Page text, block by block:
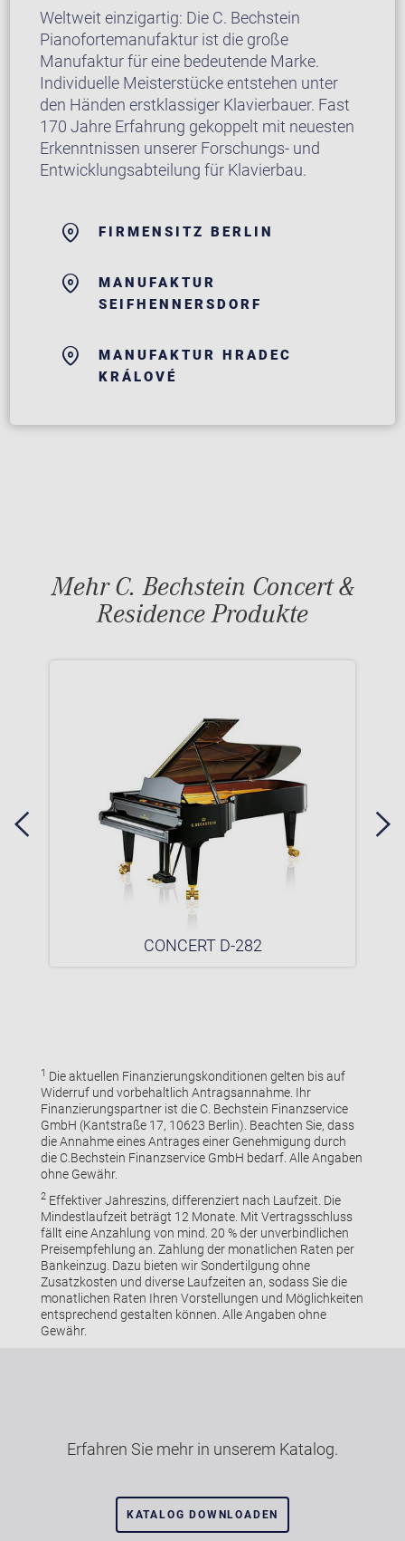
Weltweit einzigartig: Die C. Bechstein
Pianofortemanufaktur ist die große
Manufaktur für eine bedeutende Marke.
Individuelle Meisterstücke entstehen unter
den Händen erstklassiger Klavierbauer. Fast
170 Jahre Erfahrung gekoppelt mit neuesten
Erkenntnissen unserer Forschungs- und
Entwicklungsabteilung für Klavierbau.
FIRMENSITZ BERLIN
MANUFAKTUR
SEIFHENNERSDORF
MANUFAKTUR HRADEC
KRÁLOVÉ
Mehr C. Bechstein Concert &
Residence Produkte
CONCERT D-282
1 Die aktuellen Finanzierungskonditionen gelten bis auf
Widerruf und vorbehaltlich Antragsannahme. Ihr
Finanzierungspartner ist die C. Bechstein Finanzservice
GmbH (Kantstraße 17, 10623 Berlin). Beachten Sie, dass
die Annahme eines Antrages einer Genehmigung durch
die C.Bechstein Finanzservice GmbH bedarf. Alle Angaben
ohne Gewähr.
2Effektiver Jahreszins, differenziert nach Laufzeit. Die
Mindestlaufzeit beträgt 12 Monate. Mit Vertragsschluss
fällt eine Anzahlung von mind. 20 % der unverbindlichen
Preisempfehlung an. Zahlung der monatlichen Raten per
Bankeinzug. Dazu bieten wir Sondertilgung ohne
Zusatzkosten und diverse Laufzeiten an, sodass Sie die
monatlichen Raten Ihren Vorstellungen und Möglichkeiten
entsprechend gestalten können. Alle Angaben ohne
Gewähr.
Erfahren Sie mehr in unserem Katalog.
KATALOG DOWNLOADEN